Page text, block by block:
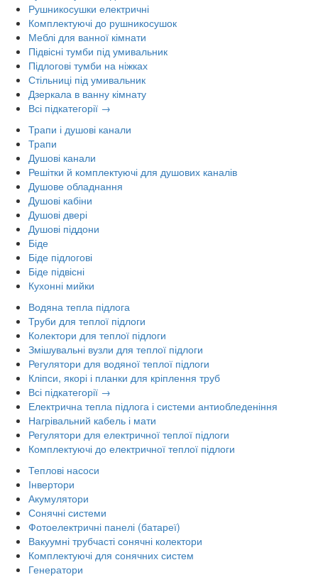
Рушникосушки електричні
Комплектуючі до рушникосушок
Меблі для ванної кімнати
Підвісні тумби під умивальник
Підлогові тумби на ніжках
Стільниці під умивальник
Дзеркала в ванну кімнату
Всі підкатегорії →
Трапи і душові канали
Трапи
Душові канали
Решітки й комплектуючі для душових каналів
Душове обладнання
Душові кабіни
Душові двері
Душові піддони
Біде
Біде підлогові
Біде підвісні
Кухонні мийки
Водяна тепла підлога
Труби для теплої підлоги
Колектори для теплої підлоги
Змішувальні вузли для теплої підлоги
Регулятори для водяної теплої підлоги
Кліпси, якорі і планки для кріплення труб
Всі підкатегорії →
Електрична тепла підлога і системи антиобледеніння
Нагрівальний кабель і мати
Регулятори для електричної теплої підлоги
Комплектуючі до електричної теплої підлоги
Теплові насоси
Інвертори
Акумулятори
Сонячні системи
Фотоелектричні панелі (батареї)
Вакуумні трубчасті сонячні колектори
Комплектуючі для сонячних систем
Генератори